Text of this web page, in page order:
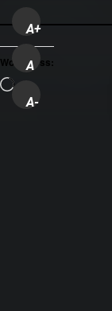
A+
A
A-
WordPress:
Loading…